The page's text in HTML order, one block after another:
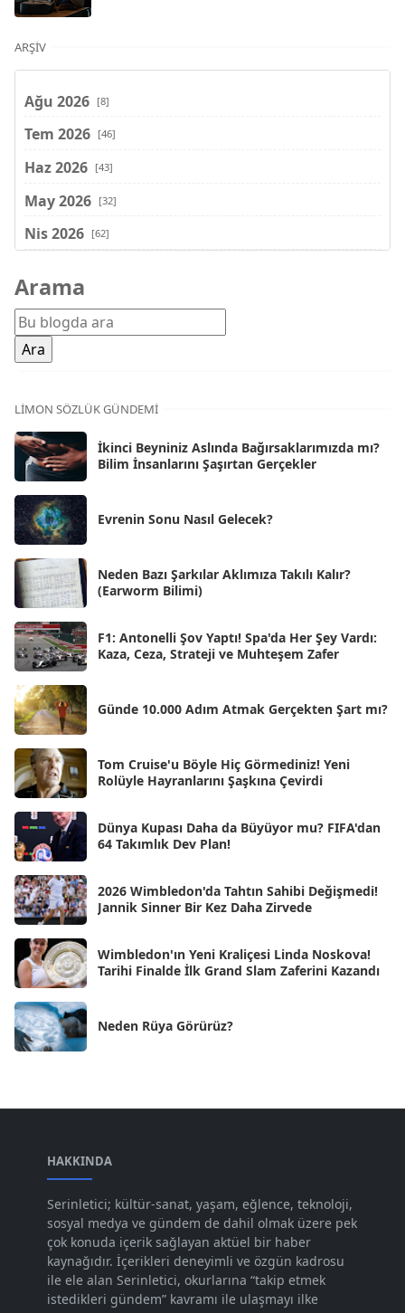
ARŞIV
Ağu 2026 [8]
Tem 2026 [46]
Haz 2026 [43]
May 2026 [32]
Nis 2026 [62]
Şub 2026
Oca 2026 [72]
Ara 2025
Kas 2025
Eki 2025
Eyl 2025 [56]
Ağu 2025
Tem 2025
Haz 2025
May 2025 [54]
Nis 2025 [56]
Mar 2025
Şub 2025
Oca 2025
Ara 2024 [25]
Kas 2024
Eki 2024 [46]
Eyl 2024
Ağu 2024 [10]
Tem 2024
Haz 2024 [30]
Nis 2024 [59]
Ara 2023 [101]
Kas 2023
Eki 2023 [73]
Eyl 2023 [73]
Ağu 2023 [74]
Arama
LIMON SÖZLÜK GÜNDEMI
İkinci Beyniniz Aslında Bağırsaklarımızda mı?
Bilim İnsanlarını Şaşırtan Gerçekler
Evrenin Sonu Nasıl Gelecek?
Neden Bazı Şarkılar Aklımıza Takılı Kalır?
(Earworm Bilimi)
F1: Antonelli Şov Yaptı! Spa'da Her Şey Vardı:
Kaza, Ceza, Strateji ve Muhteşem Zafer
Günde 10.000 Adım Atmak Gerçekten Şart mı?
Tom Cruise'u Böyle Hiç Görmediniz! Yeni
Rolüyle Hayranlarını Şaşkına Çevirdi
Dünya Kupası Daha da Büyüyor mu? FIFA'dan
64 Takımlık Dev Plan!
2026 Wimbledon'da Tahtın Sahibi Değişmedi!
Jannik Sinner Bir Kez Daha Zirvede
Wimbledon'ın Yeni Kraliçesi Linda Noskova!
Tarihi Finalde İlk Grand Slam Zaferini Kazandı
Neden Rüya Görürüz?
HAKKINDA
Serinletici; kültür-sanat, yaşam, eğlence, teknoloji,
sosyal medya ve gündem de dahil olmak üzere pek
çok konuda içerik sağlayan aktüel bir haber
kaynağıdır. İçerikleri deneyimli ve özgün kadrosu
ile ele alan Serinletici, okurlarına “takip etmek
istedikleri gündem” kavramı ile ulaşmayı ilke